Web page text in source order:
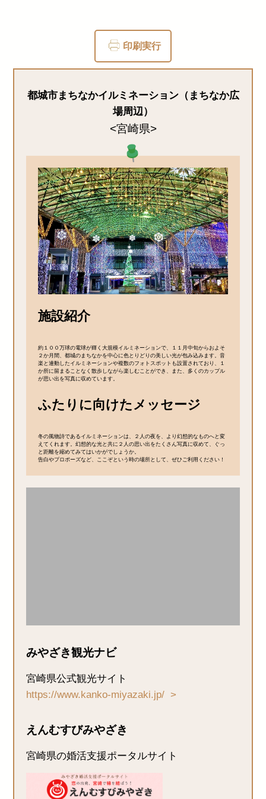
印刷実行
都城市まちなかイルミネーション（まちなか広
場周辺）
<宮崎県>
施設紹介
約１００万球の電球が輝く大規模イルミネーションで、１１月中旬からおよそ
２か月間、都城のまちなかを中心に色とりどりの美しい光が包み込みます。音
楽と連動したイルミネーションや複数のフォトスポットも設置されており、１
か所に留まることなく散歩しながら楽しむことができ、また、多くのカップル
が思い出を写真に収めています。
ふたりに向けたメッセージ
冬の風物詩であるイルミネーションは、２人の夜を、より幻想的なものへと変
えてくれます。幻想的な光と共に２人の思い出をたくさん写真に収めて、ぐっ
と距離を縮めてみてはいかがでしょうか。
告白やプロポーズなど、ここぞという時の場所として、ぜひご利用ください！
みやざき観光ナビ
宮崎県公式観光サイト
https://www.kanko-miyazaki.jp/
えんむすびみやざき
宮崎県の婚活支援ポータルサイト